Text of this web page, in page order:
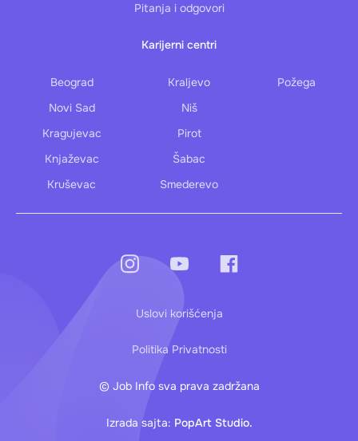
Pitanja i odgovori
Karijerni centri
Beograd
Novi Sad
Kragujevac
Knjaževac
Kruševac
Kraljevo
Niš
Pirot
Šabac
Smederevo
Požega
© Job Info sva prava zadržana
Uslovi korišćenja
Politika Privatnosti
Izrada sajta: PopArt Studio.